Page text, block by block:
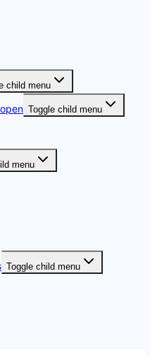
child menu
Toggle child menu
menu
Toggle child menu